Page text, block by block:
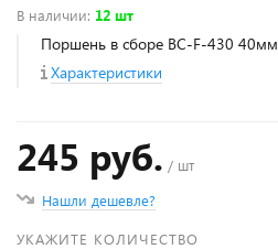
В наличии: 12 шт
Поршень в сборе BC-F-430 40мм
Характеристики
245 руб. / шт
Нашли дешевле?
УКАЖИТЕ КОЛИЧЕСТВО